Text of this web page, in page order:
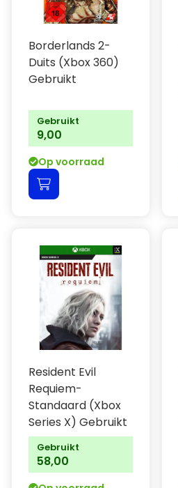
Borderlands 2-
Duits (Xbox 360)
Gebruikt
Gebruikt
9,00
Op voorraad
Resident Evil
Requiem-
Standaard (Xbox
Series X) Gebruikt
Gebruikt
58,00